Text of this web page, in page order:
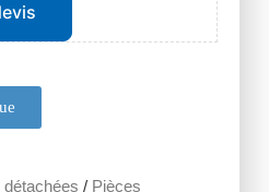
détachées / Pièces